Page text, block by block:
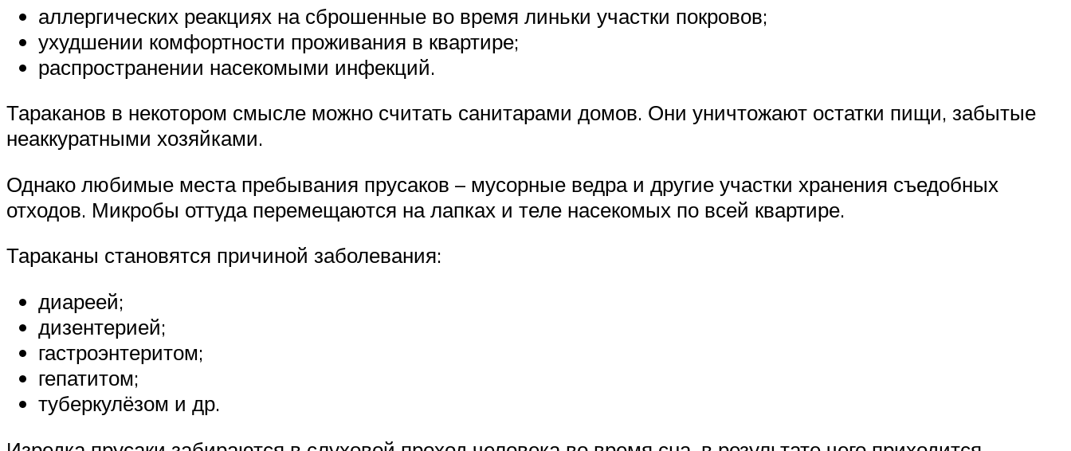
аллергических реакциях на сброшенные во время линьки участки покровов;
ухудшении комфортности проживания в квартире;
распространении насекомыми инфекций.
Тараканов в некотором смысле можно считать санитарами домов. Они уничтожают остатки пищи, забытые
неаккуратными хозяйками.
Однако любимые места пребывания прусаков – мусорные ведра и другие участки хранения съедобных
отходов. Микробы оттуда перемещаются на лапках и теле насекомых по всей квартире.
Тараканы становятся причиной заболевания:
диареей;
дизентерией;
гастроэнтеритом;
гепатитом;
туберкулёзом и др.